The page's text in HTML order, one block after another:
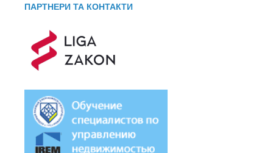
ПАРТНЕРИ ТА КОНТАКТИ